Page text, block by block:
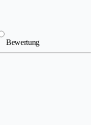
Bewertung